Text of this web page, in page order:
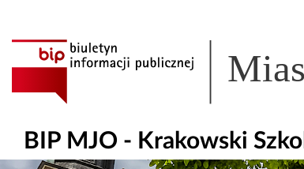
BIP MJO - Krakowski